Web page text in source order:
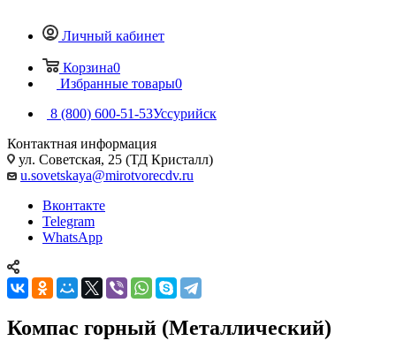
Личный кабинет
Корзина0
Избранные товары0
8 (800) 600-51-53Уссурийск
Контактная информация
ул. Советская, 25 (ТД Кристалл)
u.sovetskaya@mirotvorecdv.ru
Вконтакте
Telegram
WhatsApp
Компас горный (Металлический)